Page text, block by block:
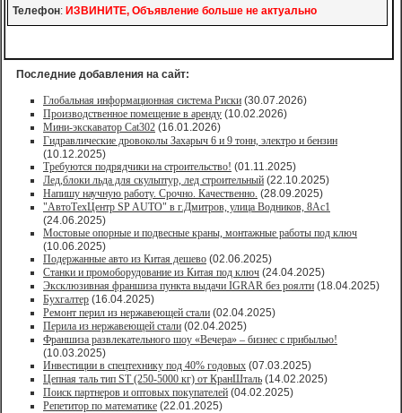
Телефон: ИЗВИНИТЕ, Объявление больше не актуально
Последние добавления на сайт:
Глобальная информационная система Риски (30.07.2026)
Производственное помещение в аренду (10.02.2026)
Мини-экскаватор Cat302 (16.01.2026)
Гидравлические дровоколы Захарыч 6 и 9 тонн, электро и бензин
(10.12.2025)
Требуются подрядчики на строительство! (01.11.2025)
Лед,блоки льда для скульптур, лед строительный (22.10.2025)
Напишу научную работу. Срочно. Качественно. (28.09.2025)
"АвтоТехЦентр SP AUTO" в г.Дмитров, улица Водников, 8Ас1
(24.06.2025)
Мостовые опорные и подвесные краны, монтажные работы под ключ
(10.06.2025)
Подержанные авто из Китая дешево (02.06.2025)
Станки и промоборудование из Китая под ключ (24.04.2025)
Эксклюзивная франшиза пункта выдачи IGRAR без роялти (18.04.2025)
Бухгалтер (16.04.2025)
Ремонт перил из нержавеющей стали (02.04.2025)
Перила из нержавеющей стали (02.04.2025)
Франшиза развлекательного шоу «Вечера» – бизнес с прибылью!
(10.03.2025)
Инвестиции в спецтехнику под 40% годовых (07.03.2025)
Цепная таль тип ST (250-5000 кг) от КранШталь (14.02.2025)
Поиск партнеров и оптовых покупателей (04.02.2025)
Репетитор по математике (22.01.2025)